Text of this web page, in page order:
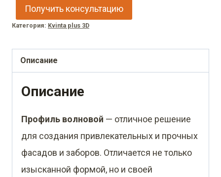
Получить консультацию
Категория: Kvinta plus 3D
Описание
Описание
Профиль волновой — отличное решение
для создания привлекательных и прочных
фасадов и заборов. Отличается не только
изысканной формой, но и своей